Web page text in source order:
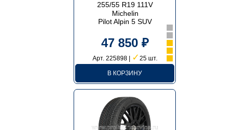
255/55 R19 111V
Michelin
Pilot Alpin 5 SUV
47 850 ₽
Арт. 225898 | ✓ 25 шт.
В КОРЗИНУ